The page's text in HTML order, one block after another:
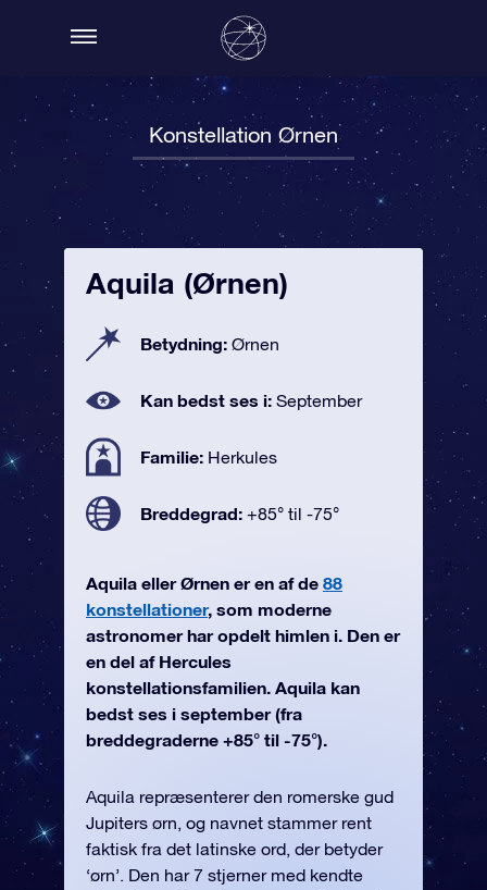
Konstellation Ørnen
Aquila (Ørnen)
Betydning: Ørnen
Kan bedst ses i: September
Familie: Herkules
Breddegrad: +85° til -75°
Aquila eller Ørnen er en af de 88
konstellationer, som moderne
astronomer har opdelt himlen i. Den er
en del af Hercules
konstellationsfamilien. Aquila kan
bedst ses i september (fra
breddegraderne +85° til -75°).
Aquila repræsenterer den romerske gud
Jupiters ørn, og navnet stammer rent
faktisk fra det latinske ord, der betyder
‘ørn’. Den har 7 stjerner med kendte